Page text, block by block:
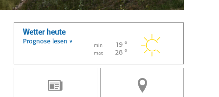
Wetter heute
Prognose lesen »
min 19 °
max 28 °